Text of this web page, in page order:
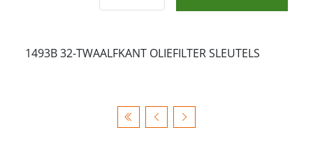
1493B 32-TWAALFKANT OLIEFILTER SLEUTELS